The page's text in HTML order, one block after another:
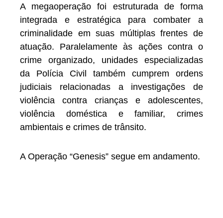
A megaoperação foi estruturada de forma
integrada e estratégica para combater a
criminalidade em suas múltiplas frentes de
atuação. Paralelamente às ações contra o
crime organizado, unidades especializadas
da Polícia Civil também cumprem ordens
judiciais relacionadas a investigações de
violência contra crianças e adolescentes,
violência doméstica e familiar, crimes
ambientais e crimes de trânsito.
A Operação “Genesis” segue em andamento.